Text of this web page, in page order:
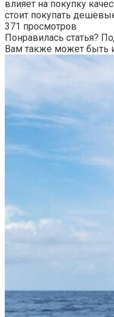
влияет на покупку
стоит покупать
371 просмотров
Понравилась статья?
Вам также может быть